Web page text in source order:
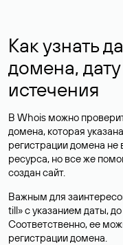
Как узнать
домена,
истечения
В Whois можно
домена, которая
регистрации домена не
ресурса, но все же
создан сайт.
Важным для
till» с указанием даты,
Соответственно, ее
регистрации домена.